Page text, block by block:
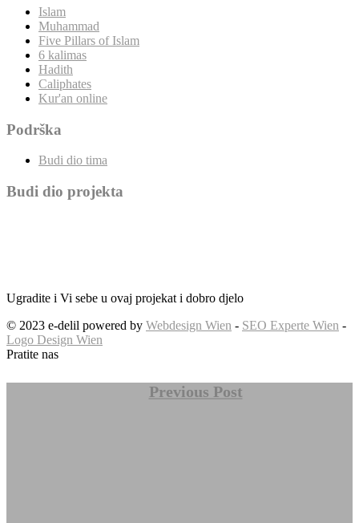
Islam
Muhammad
Five Pillars of Islam
6 kalimas
Hadith
Caliphates
Kur'an online
Podrška
Budi dio tima
Budi dio projekta
Ugradite i Vi sebe u ovaj projekat i dobro djelo
© 2023 e-delil powered by Webdesign Wien - SEO Experte Wien -
Logo Design Wien
Pratite nas
Previous Post